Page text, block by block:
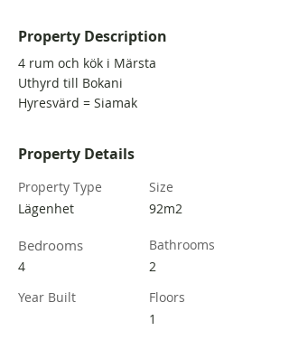
Property Description
4 rum och kök i Märsta
Uthyrd till Bokani
Hyresvärd = Siamak
Property Details
Property Type
Lägenhet
Bedrooms
4
Year Built
Size
92m2
Bathrooms
2
Floors
1